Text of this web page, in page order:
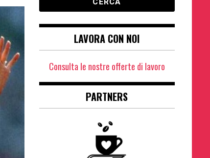
LAVORA CON NOI
Consulta le nostre offerte di lavoro
PARTNERS